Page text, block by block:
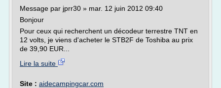
Message par jprr30 » mar. 12 juin 2012 09:40
Bonjour
Pour ceux qui recherchent un décodeur terrestre TNT en
12 volts, je viens d'acheter le STB2F de Toshiba au prix
de 39,90 EUR...
Lire la suite
Site : aidecampingcar.com